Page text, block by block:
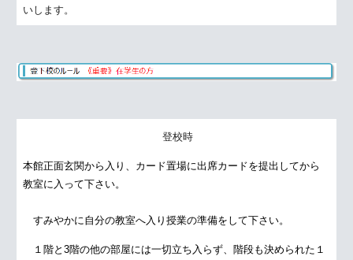
いします。
登校時
本館正面玄関から入り、カード置場に出席カードを提出してから
教室に入って下さい。
すみやかに自分の教室へ入り授業の準備をして下さい。
１階と3階の他の部屋には一切立ち入らず、階段も決められた１